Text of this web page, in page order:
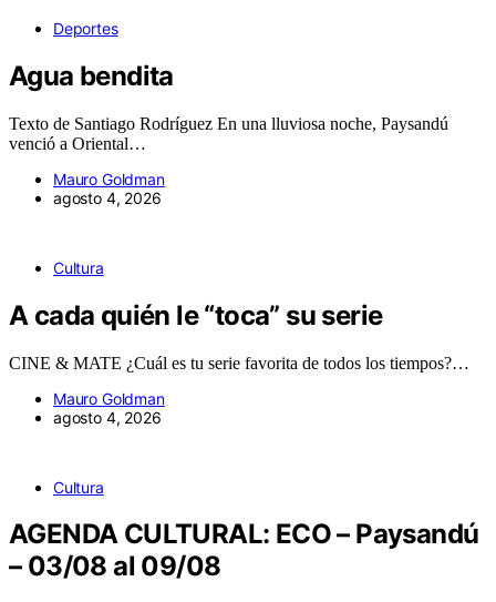
Deportes
Agua bendita
Texto de Santiago Rodríguez En una lluviosa noche, Paysandú
venció a Oriental…
Mauro Goldman
agosto 4, 2026
Cultura
A cada quién le “toca” su serie
CINE & MATE ¿Cuál es tu serie favorita de todos los tiempos?…
Mauro Goldman
agosto 4, 2026
Cultura
AGENDA CULTURAL: ECO – Paysandú
– 03/08 al 09/08